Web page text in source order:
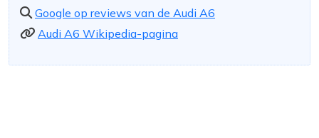
Google op reviews van de Audi A6
Audi A6 Wikipedia-pagina